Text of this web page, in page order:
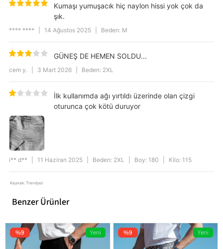
Kumaşı yumuşacık hiç naylon hissi yok çok da
şık.
**** **** 14 Ağustos 2025 Beden: M
GÜNEŞ DE HEMEN SOLDU...
cem y. 3 Mart 2026 Beden: 2XL
İlk kullanımda ağı yırtıldı üzerinde olan çizgi
oturunca çok kötü duruyor
i** d** 11 Haziran 2025 Beden: 2XL Boy: 180 Kilo: 115
Kaynak: Trendyol
Benzer Ürünler
%9
Yeni
%9
Yeni